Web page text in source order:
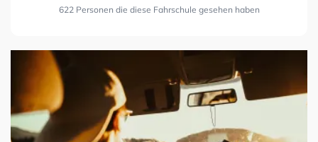
622 Personen die diese Fahrschule gesehen haben